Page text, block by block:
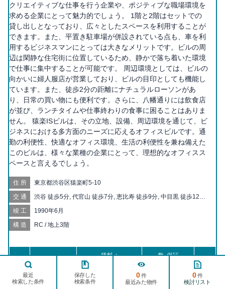
最近
検索した条件
保存した
検索条件
0件
最近みた物件
0件
検討リスト
クリエイティブな仕事を行う企業や、ポジティブな職場環境を
求める企業にとって魅力的でしょう。 1階と2階はセットでの
貸し出しとなっており、広々としたスペースを利用することが
できます。また、平置き駐車場が併設されている点も、車を利
用するビジネスマンにとっては大きなメリットです。ビルの周
辺は閑静な住宅街に位置しているため、静かで落ち着いた環境
で仕事に集中することが可能です。 周辺環境としては、ビルの
向かいに婦人服店が営業しており、ビルの目印としても機能し
ています。また、徒歩2分の距離にナチュラルローソンがあ
り、日常の買い物にも便利です。さらに、八幡通りには飲食店
が並び、ランチタイムや仕事終わりの食事に困ることはありま
せん。 猿楽ISビルは、その立地、設備、周辺環境を通じて、ビ
ジネスにおける多方面のニーズに応えるオフィスビルです。通
勤の利便性、快適なオフィス環境、生活の利便性を兼ね備えた
このビルは、様々な業種の企業にとって、理想的なオフィスス
ペースと言えるでしょう。
住所 東京都渋谷区猿楽町5-10
交通
渋谷 徒歩5分, 代官山 徒歩7分, 恵比寿 徒歩9分, 中目黒 徒歩12分,
竣工 1990年6月
構造 RC / 地上3階
賃料 +
共益費（税別）
敷･保証
検討
1,740,000 円
ページ
TOPへ